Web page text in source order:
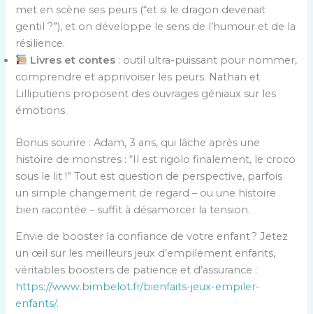
met en scène ses peurs (“et si le dragon devenait
gentil ?”), et on développe le sens de l’humour et de la
résilience.
Livres et contes : outil ultra-puissant pour nommer,
comprendre et apprivoiser les peurs. Nathan et
Lilliputiens proposent des ouvrages géniaux sur les
émotions.
Bonus sourire : Adam, 3 ans, qui lâche après une
histoire de monstres : “Il est rigolo finalement, le croco
sous le lit !” Tout est question de perspective, parfois
un simple changement de regard – ou une histoire
bien racontée – suffit à désamorcer la tension.
Envie de booster la confiance de votre enfant ? Jetez
un œil sur les meilleurs jeux d’empilement enfants,
véritables boosters de patience et d’assurance :
https://www.bimbelot.fr/bienfaits-jeux-empiler-
enfants/.